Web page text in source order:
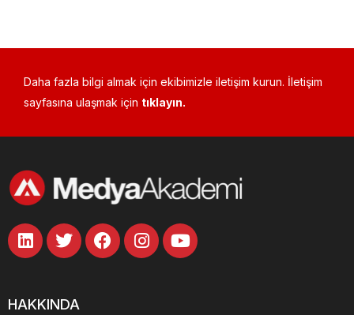
Daha fazla bilgi almak için ekibimizle iletişim kurun. İletişim
sayfasına ulaşmak için tıklayın.
HAKKINDA